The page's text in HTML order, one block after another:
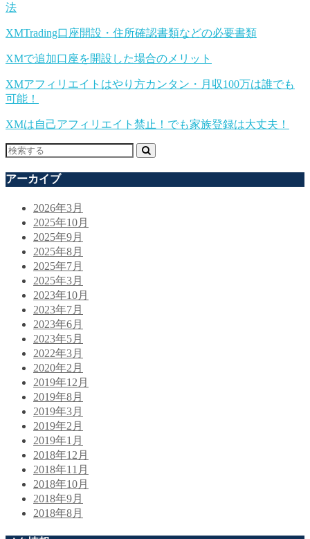
法
XMTrading口座開設・住所確認書類などの必要書類
XMで追加口座を開設した場合のメリット
XMアフィリエイトはやり方カンタン・月収100万は誰でも
可能！
XMは自己アフィリエイト禁止！でも家族登録は大丈夫！
アーカイブ
2026年3月
2025年10月
2025年9月
2025年8月
2025年7月
2025年3月
2023年10月
2023年7月
2023年6月
2023年5月
2022年3月
2020年2月
2019年12月
2019年8月
2019年3月
2019年2月
2019年1月
2018年12月
2018年11月
2018年10月
2018年9月
2018年8月